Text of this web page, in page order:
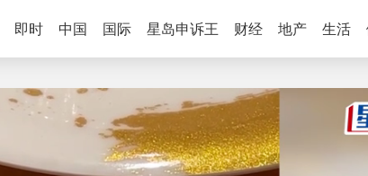
即时 中国 国际 星岛申诉王 财经 地产 生活